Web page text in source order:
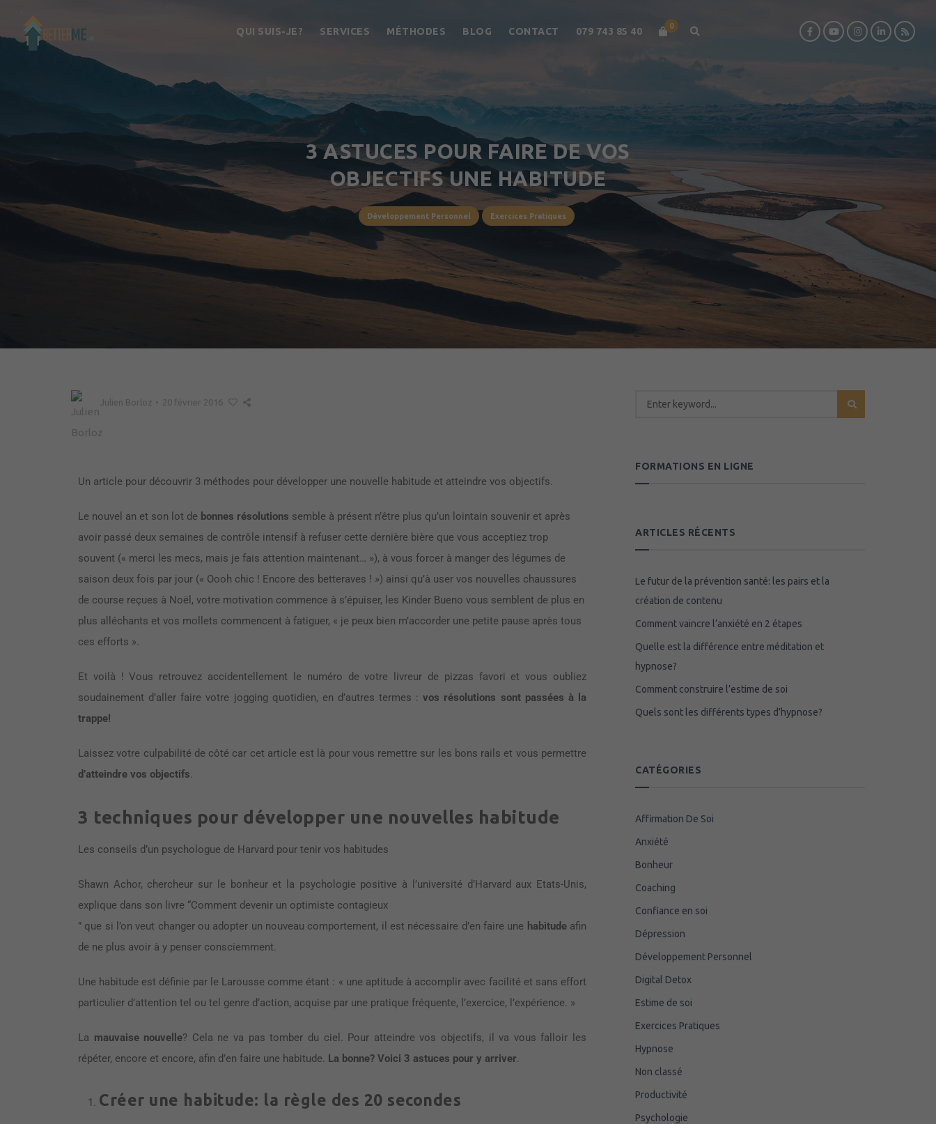
QUI SUIS-JE? SERVICES MÉTHODES BLOG CONTACT 079 743 85 40 0
3 ASTUCES POUR FAIRE DE VOS
OBJECTIFS UNE HABITUDE
Développement Personnel Exercices Pratiques
Julien Borloz • 20 février 2016
Un article pour découvrir 3 méthodes pour développer une nouvelle habitude et atteindre vos objectifs.
Le nouvel an et son lot de bonnes résolutions semble à présent n’être plus qu’un lointain souvenir et après
avoir passé deux semaines de contrôle intensif à refuser cette dernière bière que vous acceptiez trop
souvent (« merci les mecs, mais je fais attention maintenant… »), à vous forcer à manger des légumes de
saison deux fois par jour (« Oooh chic ! Encore des betteraves ! ») ainsi qu’à user vos nouvelles chaussures
de course reçues à Noël, votre motivation commence à s’épuiser, les Kinder Bueno vous semblent de plus en
plus alléchants et vos mollets commencent à fatiguer, « je peux bien m’accorder une petite pause après tous
ces efforts ».
Et voilà ! Vous retrouvez accidentellement le numéro de votre livreur de pizzas favori et vous oubliez
soudainement d’aller faire votre jogging quotidien, en d’autres termes :vos résolutions sont passées à la
trappe!
Laissez votre culpabilité de côté car cet article est là pour vous remettre sur les bons rails et vous permettre
d’atteindre vos objectifs.
3 techniques pour développer une nouvelles habitude
Les conseils d’un psychologue de Harvard pour tenir vos habitudes
Shawn Achor, chercheur sur le bonheur et la psychologie positive à l’université d’Harvard aux Etats-Unis,
explique dans son livre “Comment devenir un optimiste contagieux
” que si l’on veut changer ou adopter un nouveau comportement, il est nécessaire d’en faire une habitudeafin
de ne plus avoir à y penser consciemment.
Une habitude est définie par le Larousse comme étant : « une aptitude à accomplir avec facilité et sans effort
particulier d’attention tel ou tel genre d’action, acquise par une pratique fréquente, l’exercice, l’expérience. »
La mauvaise nouvelle? Cela ne va pas tomber du ciel. Pour atteindre vos objectifs, il va vous falloir les
répéter, encore et encore, afin d’en faire une habitude. La bonne? Voici 3 astuces pour y arriver.
Créer une habitude: la règle des 20 secondes
FORMATIONS EN LIGNE
ARTICLES RÉCENTS
Le futur de la prévention santé: les pairs et la
création de contenu
Comment vaincre l’anxiété en 2 étapes
Quelle est la différence entre méditation et
hypnose?
Comment construire l’estime de soi
Quels sont les différents types d’hypnose?
CATÉGORIES
Affirmation De Soi
Anxiété
Bonheur
Coaching
Confiance en soi
Dépression
Développement Personnel
Digital Detox
Estime de soi
Exercices Pratiques
Hypnose
Non classé
Productivité
Psychologie